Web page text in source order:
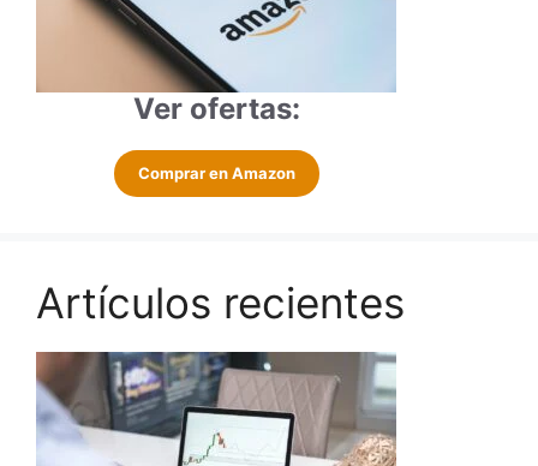
Ver ofertas:
Comprar en Amazon
Artículos recientes